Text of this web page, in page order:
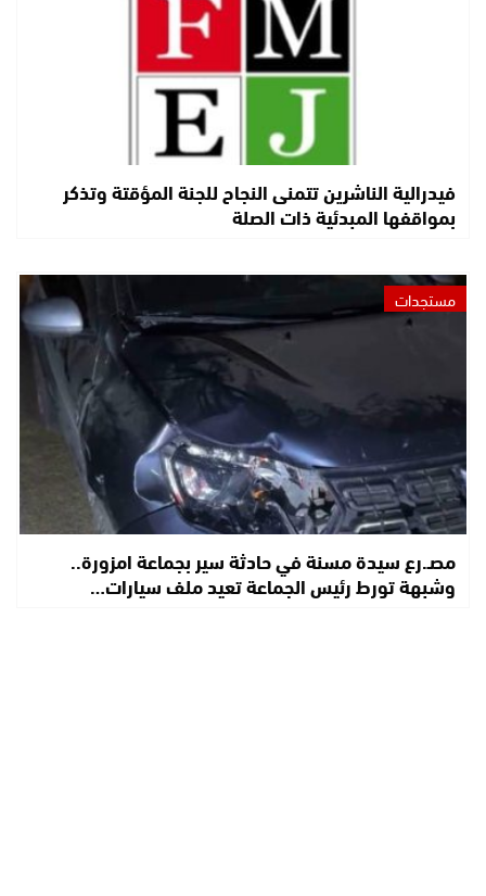
فيدرالية الناشرين تتمنى النجاح للجنة المؤقتة وتذكر
بمواقفها المبدئية ذات الصلة
مستجدات
مصـ.رع سيدة مسنة في حادثة سير بجماعة امزورة..
وشبهة تورط رئيس الجماعة تعيد ملف سيارات…